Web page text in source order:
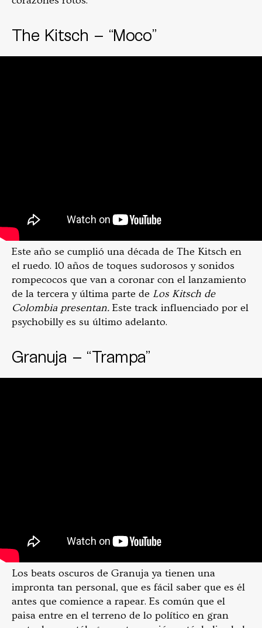
The Kitsch – “Moco”
Este año se cumplió una década de The Kitsch en
el ruedo. 10 años de toques sudorosos y sonidos
rompecocos que van a coronar con el lanzamiento
de la tercera y última parte de Los Kitsch de
Colombia presentan. Este track influenciado por el
psychobilly es su último adelanto.
Granuja – “Trampa”
Los beats oscuros de Granuja ya tienen una
impronta tan personal, que es fácil saber que es él
antes que comience a rapear. Es común que el
paisa entre en el terreno de lo político en gran